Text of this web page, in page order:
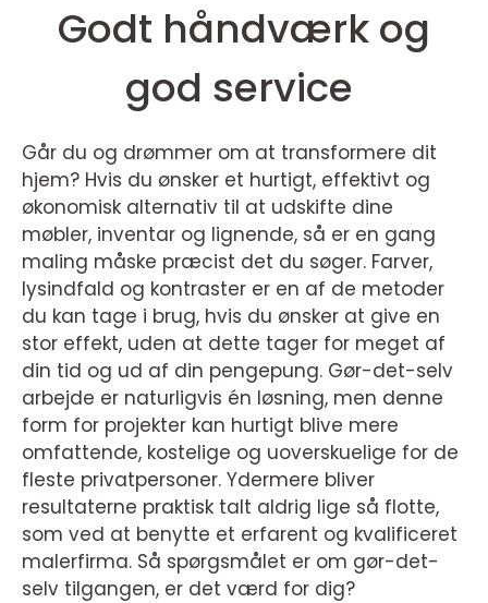
Godt håndværk og
god service
Går du og drømmer om at transformere dit
hjem? Hvis du ønsker et hurtigt, effektivt og
økonomisk alternativ til at udskifte dine
møbler, inventar og lignende, så er en gang
maling måske præcist det du søger. Farver,
lysindfald og kontraster er en af de metoder
du kan tage i brug, hvis du ønsker at give en
stor effekt, uden at dette tager for meget af
din tid og ud af din pengepung. Gør-det-selv
arbejde er naturligvis én løsning, men denne
form for projekter kan hurtigt blive mere
omfattende, kostelige og uoverskuelige for de
fleste privatpersoner. Ydermere bliver
resultaterne praktisk talt aldrig lige så flotte,
som ved at benytte et erfarent og kvalificeret
malerfirma. Så spørgsmålet er om gør-det-
selv tilgangen, er det værd for dig?